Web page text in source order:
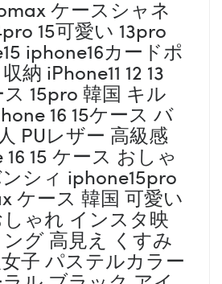
ケースシャネ
15可愛い 13pro
iphone16カードポ
納 iPhone11 12 13
ス 15pro 韓国 キル
16 15ケース バ
PUレザー 高級感
15 ケース おしゃ
シィ iphone15pro
ケース 韓国 可愛い
ゃれ インスタ映
グ 高見え くすみ
子 パステルカラー